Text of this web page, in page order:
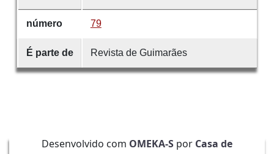
número 79
É parte de Revista de Guimarães
Desenvolvido com OMEKA-S por Casa de